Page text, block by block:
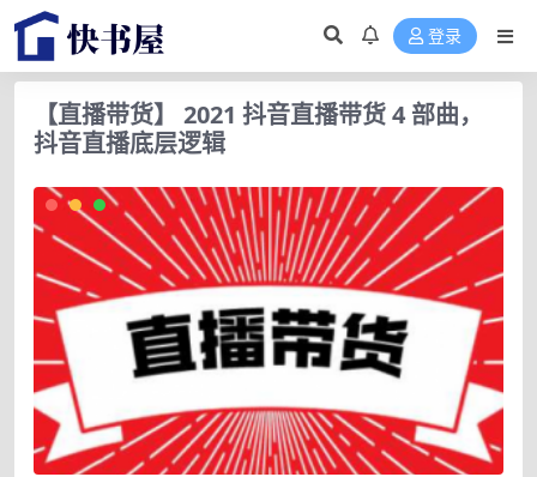
登录
【直播带货】 2021 抖音直播带货 4 部曲，
抖音直播底层逻辑